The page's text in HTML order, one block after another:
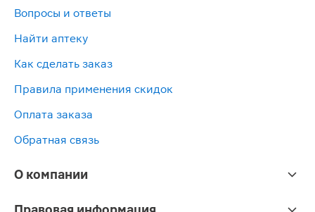
Вопросы и ответы
Найти аптеку
Как сделать заказ
Правила применения скидок
Оплата заказа
Обратная связь
О компании